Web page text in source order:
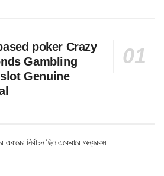
poker Crazy
Gambling
Genuine
এবারের নির্বাচন ছিল একেবারে অন্যরকম